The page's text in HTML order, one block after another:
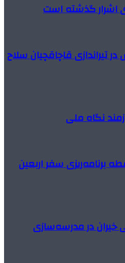
اشرار گذشته است
تیراندازی قاچاقچیان سلاح
نگاه ملی
برنامه‌ریزی سفر اربعین